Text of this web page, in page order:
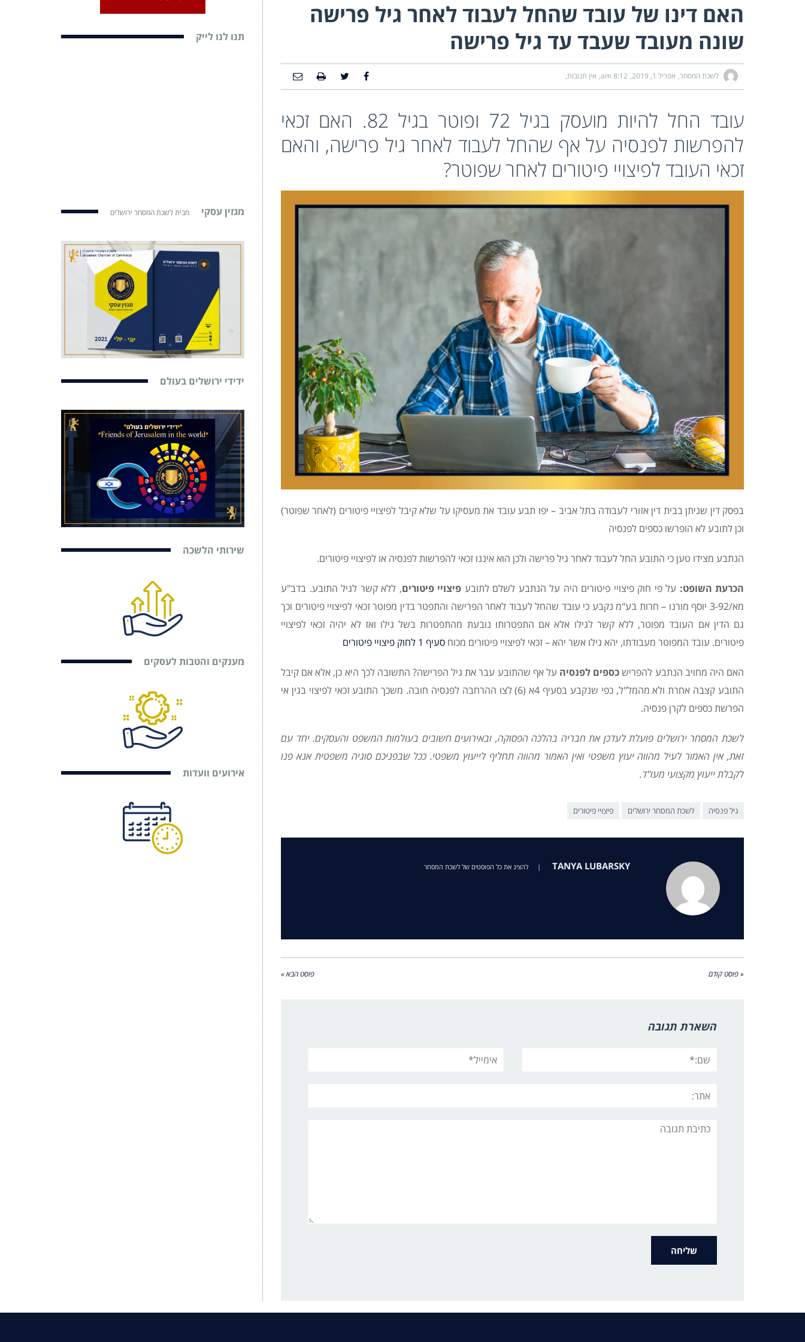
האם דינו של עובד שהחל לעבוד לאחר גיל פרישה
שונה מעובד שעבד עד גיל פרישה
לשכת המסחר אפריל 1, 2019 8:12 am אין תגובות
עובד החל להיות מועסק בגיל 72 ופוטר בגיל 82. האם זכאי
להפרשות לפנסיה על אף שהחל לעבוד לאחר גיל פרישה, והאם
זכאי העובד לפיצויי פיטורים לאחר שפוטר?
בפסק דין שניתן בבית דין אזורי לעבודה בתל אביב – יפו תבע עובד את מעסיקו על שלא קיבל לפיצויי פיטורים (לאחר שפוטר)
וכן לתובע לא הופרשו כספים לפנסיה
הנתבע מצידו טען כי התובע החל לעבוד לאחר גיל פרישה ולכן הוא איננו זכאי להפרשות לפנסיה או לפיצויי פיטורים.
הכרעת השופט: על פי חוק פיצויי פיטורים היה על הנתבע לשלם לתובע פיצויי פיטורים, ללא קשר לגיל התובע. בדב"ע
מא/3-92 יוסף מורנו – חרות בע"מ נקבע כי עובד שהחל לעבוד לאחר הפרישה והתפטר בדין מפוטר זכאי לפיצויי פיטורים וכך
גם הדין אם העובד מפוטר, ללא קשר לגילו אלא אם התפטרותו נובעת מהתפטרות בשל גילו ואז לא יהיה זכאי לפיצויי
פיטורים. עובד המפוטר מעבודתו, יהא גילו אשר יהא – זכאי לפיצויי פיטורים מכוח סעיף 1 לחוק פיצויי פיטורים
האם היה מחויב הנתבע להפרישכספים לפנסיה על אף שהתובע עבר את גיל הפרישה? התשובה לכך היא כן, אלא אם קיבל
התובע קצבה אחרת ולא מהמל"ל, כפי שנקבע בסעיף 4א (6) לצו ההרחבה לפנסיה חובה. משכך התובע זכאי לפיצוי בגין אי
הפרשת כספים לקרן פנסיה.
לשכת המסחר ירושלים פועלת לעדכן את חבריה בהלכה הפסוקה, ובאירועים חשובים בעולמות המשפט והעסקים. יחד עם
זאת, אין האמור לעיל מהווה יעוץ משפטי ואין האמור מהווה תחליף לייעוץ משפטי. ככל שבפניכם סוגיה משפטית אנא פנו
לקבלת ייעוץ מקצועי מעו"ד.
גיל פנסיה לשכת המסחר ירושלים פיצויי פיטורים
TANYA LUBARSKY
| להציג את כל הפוסטים של לשכת המסחר
« פוסט קודם פוסט הבא »
השארת תגובה
תגובה
תנו לנו לייק
מגזין עסקי מבית לשכת המסחר ירושלים
ידידי ירושלים בעולם
שירותי הלשכה
מענקים והטבות לעסקים
אירועים וועדות